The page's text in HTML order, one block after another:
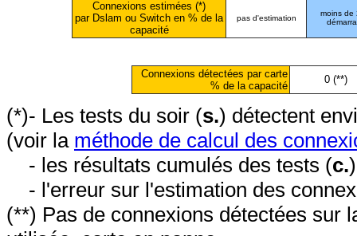
Connexions estimées (*)
par Dslam ou Switch en % de la
capacité
pas d'estimation
moins de
Connexions détectées par carte
% de la capacité
0 (**)
(*)- Les tests du soir (s.) détectent
(voir la méthode de calcul des
- les résultats cumulés des tests (c.
- l'erreur sur l'estimation des
(**) Pas de connexions détectées sur